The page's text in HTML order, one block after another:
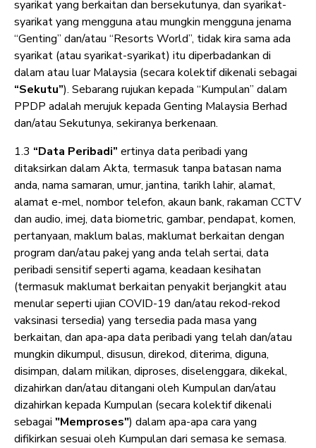
syarikat yang berkaitan dan bersekutunya, dan syarikat-
syarikat yang mengguna atau mungkin mengguna jenama
“Genting” dan/atau “Resorts World”, tidak kira sama ada
syarikat (atau syarikat-syarikat) itu diperbadankan di
dalam atau luar Malaysia (secara kolektif dikenali sebagai
“Sekutu”). Sebarang rujukan kepada “Kumpulan” dalam
PPDP adalah merujuk kepada Genting Malaysia Berhad
dan/atau Sekutunya, sekiranya berkenaan.
1.3 “Data Peribadi” ertinya data peribadi yang
ditaksirkan dalam Akta, termasuk tanpa batasan nama
anda, nama samaran, umur, jantina, tarikh lahir, alamat,
alamat e-mel, nombor telefon, akaun bank, rakaman CCTV
dan audio, imej, data biometric, gambar, pendapat, komen,
pertanyaan, maklum balas, maklumat berkaitan dengan
program dan/atau pakej yang anda telah sertai, data
peribadi sensitif seperti agama, keadaan kesihatan
(termasuk maklumat berkaitan penyakit berjangkit atau
menular seperti ujian COVID-19 dan/atau rekod-rekod
vaksinasi tersedia) yang tersedia pada masa yang
berkaitan, dan apa-apa data peribadi yang telah dan/atau
mungkin dikumpul, disusun, direkod, diterima, diguna,
disimpan, dalam milikan, diproses, diselenggara, dikekal,
dizahirkan dan/atau ditangani oleh Kumpulan dan/atau
dizahirkan kepada Kumpulan (secara kolektif dikenali
sebagai "Memproses") dalam apa-apa cara yang
difikirkan sesuai oleh Kumpulan dari semasa ke semasa.